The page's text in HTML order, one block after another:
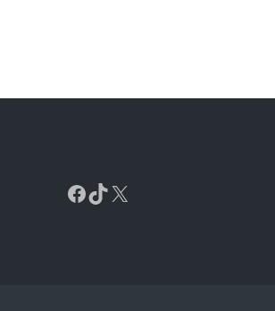
Facebook
TikTok
X